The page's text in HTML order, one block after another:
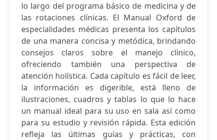
lo largo del programa básico de medicina y de
las rotaciones clínicas. El Manual Oxford de
especialidades médicas presenta los capítulos
de una manera concisa y metódica, brindando
consejos claros sobre el manejo clínico,
ofreciendo también una perspectiva de
atención holística. Cada capítulo es fácil de leer,
la información es digerible, está lleno de
ilustraciones, cuadros y tablas lo que lo hace
un manual ideal para su uso en sala así como
para su estudio y revisión rápida. Esta edición
refleja las últimas guías y prácticas, con